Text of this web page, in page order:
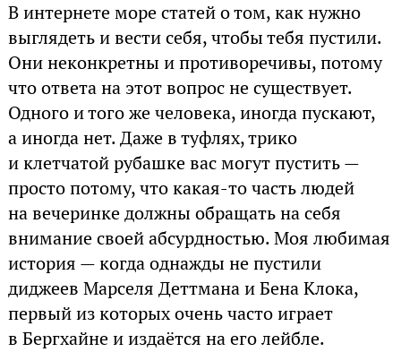
В интернете море статей о том, как нужно
выглядеть и вести себя, чтобы тебя пустили.
Они неконкретны и противоречивы, потому
что ответа на этот вопрос не существует.
Одного и того же человека, иногда пускают,
а иногда нет. Даже в туфлях, трико
и клетчатой рубашке вас могут пустить —
просто потому, что какая-то часть людей
на вечеринке должны обращать на себя
внимание своей абсурдностью. Моя любимая
история — когда однажды не пустили
диджеев Марселя Деттмана и Бена Клока,
первый из которых очень часто играет
в Бергхайне и издаётся на его лейбле.